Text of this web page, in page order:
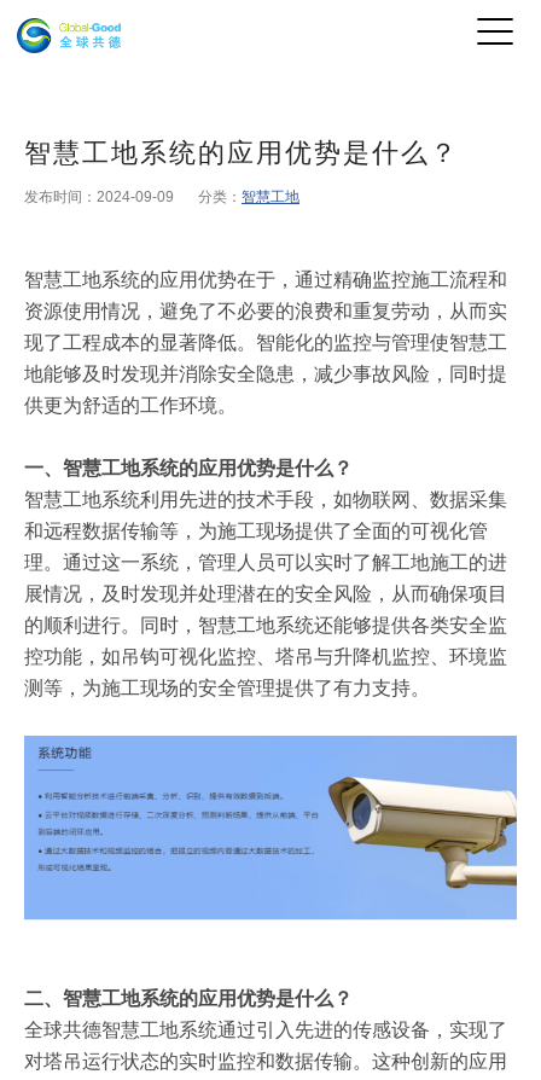
智慧工地系统的应用优势是什么？
发布时间：2024-09-09 分类： 智慧工地
智慧工地系统的应用优势在于，通过精确监控施工流程和
资源使用情况，避免了不必要的浪费和重复劳动，从而实
现了工程成本的显著降低。智能化的监控与管理使智慧工
地能够及时发现并消除安全隐患，减少事故风险，同时提
供更为舒适的工作环境。
一、智慧工地系统的应用优势是什么？
智慧工地系统利用先进的技术手段，如物联网、数据采集
和远程数据传输等，为施工现场提供了全面的可视化管
理。通过这一系统，管理人员可以实时了解工地施工的进
展情况，及时发现并处理潜在的安全风险，从而确保项目
的顺利进行。同时，智慧工地系统还能够提供各类安全监
控功能，如吊钩可视化监控、塔吊与升降机监控、环境监
测等，为施工现场的安全管理提供了有力支持。
二、智慧工地系统的应用优势是什么？
全球共德智慧工地系统通过引入先进的传感设备，实现了
对塔吊运行状态的实时监控和数据传输。这种创新的应用